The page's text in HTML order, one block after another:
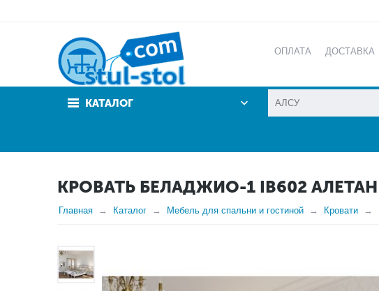
ОПЛАТА ДОСТАВКА
КАТАЛОГ
КРОВАТЬ БЕЛАДЖИО-1 IB602 АЛЕТАН
Главная Каталог Мебель для спальни и гостиной Кровати